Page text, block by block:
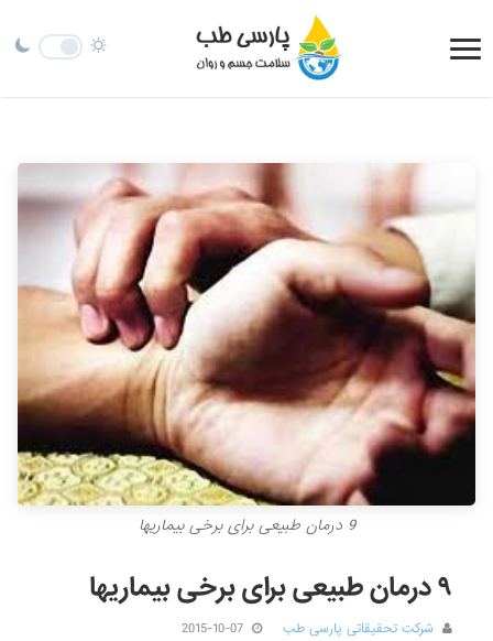
9 درمان طبیعی برای برخی بیماریها
۹ درمان طبیعی برای برخی بیماریها
شرکت تحقیقاتی پارسی طب
2015-10-07